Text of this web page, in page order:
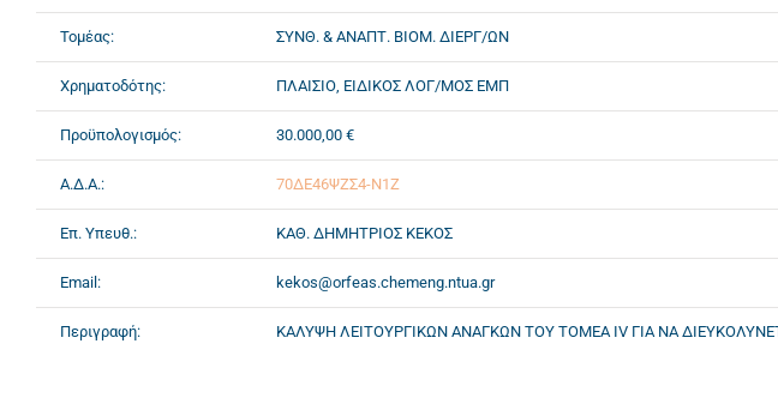
Τομέας: ΣΥΝΘ. & ΑΝΑΠΤ. ΒΙΟΜ. ΔΙΕΡΓ/ΩΝ
Χρηματοδότης: ΠΛΑΙΣΙΟ, ΕΙΔΙΚΟΣ ΛΟΓ/ΜΟΣ ΕΜΠ
Προϋπολογισμός: 30.000,00 €
Α.Δ.Α.: 70ΔΕ46ΨΖΣ4-Ν1Ζ
Επ. Υπευθ.: ΚΑΘ. ΔΗΜΗΤΡΙΟΣ ΚΕΚΟΣ
Email: kekos@orfeas.chemeng.ntua.gr
Περιγραφή: ΚΑΛΥΨΗ ΛΕΙΤΟΥΡΓΙΚΩΝ ΑΝΑΓΚΩΝ ΤΟΥ ΤΟΜΕΑ IV ΓΙΑ ΝΑ